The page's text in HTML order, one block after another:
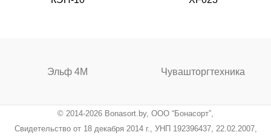
Эльф 4М Чувашторгтехника
© 2014-2026 Bonasort.by, ООО “Бонасорт”,
Свидетельство от 18 декабря 2014 г., УНП 192396437, 22.02.2007,